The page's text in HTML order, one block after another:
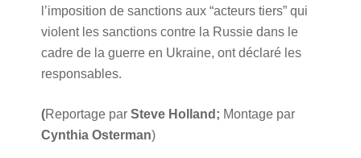
l’imposition de sanctions aux “acteurs tiers” qui
violent les sanctions contre la Russie dans le
cadre de la guerre en Ukraine, ont déclaré les
responsables.
(Reportage parSteve Holland; Montage par
Cynthia Osterman)